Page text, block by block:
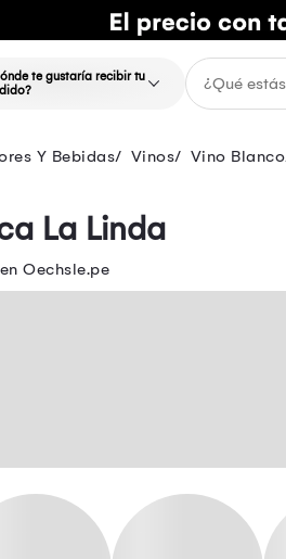
te gustaría recibir tu
Y Bebidas Vinos Vino Blanco
La Linda
Oechsle.pe